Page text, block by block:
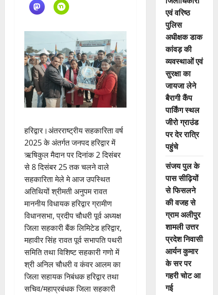
हरिद्वार।अंतरराष्ट्रीय सहकारिता वर्ष
2025 के अंतर्गत जनपद हरिद्वार में
ऋषिकुल मैदान पर दिनांक 2 दिसंबर
से 8 दिसंबर 25 तक चलने वाले
सहकारिता मेले मे आज उपस्थित
अतिथियों श्रीमती अनुपम रावत
माननीय विधायक हरिद्वार ग्रामीण
विधानसभा, प्रदीप चौधरी पूर्व अध्यक्ष
जिला सहकारी बैंक लिमिटेड हरिद्वार,
महावीर सिंह रावत पूर्व सभापति पथरी
समिति तथा विशिष्ट सहकारी गणो में
श्री अनिल चौधरी व कंवर आलम का
जिला सहायक निबंधक हरिद्वार तथा
सचिव/महाप्रबंधक जिला सहकारी
एवं वरिष्ठ
पुलिस
अधीक्षक डाक
कांवड़ की
व्यवस्थाओं एवं
सुरक्षा का
जायजा लेने
बैरागी कैंप
पार्किंग स्थल
जीरो ग्राउंड
पर देर रात्रि
पहुंचे
संजय पुल के
पास सीढ़ियों
से फिसलने
की वजह से
ग्राम अलीपुर
शामली उत्तर
प्रदेश निवासी
आर्यन कुमार
के सर पर
गहरी चोट आ
गई